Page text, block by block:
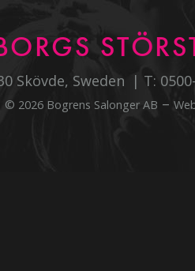
Skövde, Sweden T:
© 2026 Bogrens Salonger AB –